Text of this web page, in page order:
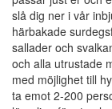
slå dig ner i vår
härbakade
sallader och
och alla utrustade
med möjlighet till
ta emot 2-200